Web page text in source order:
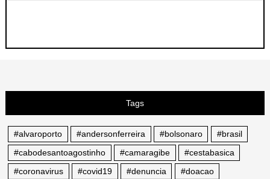
Tags
#alvaroporto #andersonferreira #bolsonaro
#brasil
#cabodesantoagostinho
#camaragibe
#cestabasica
#coronavirus
#covid19 #denuncia
#doacao